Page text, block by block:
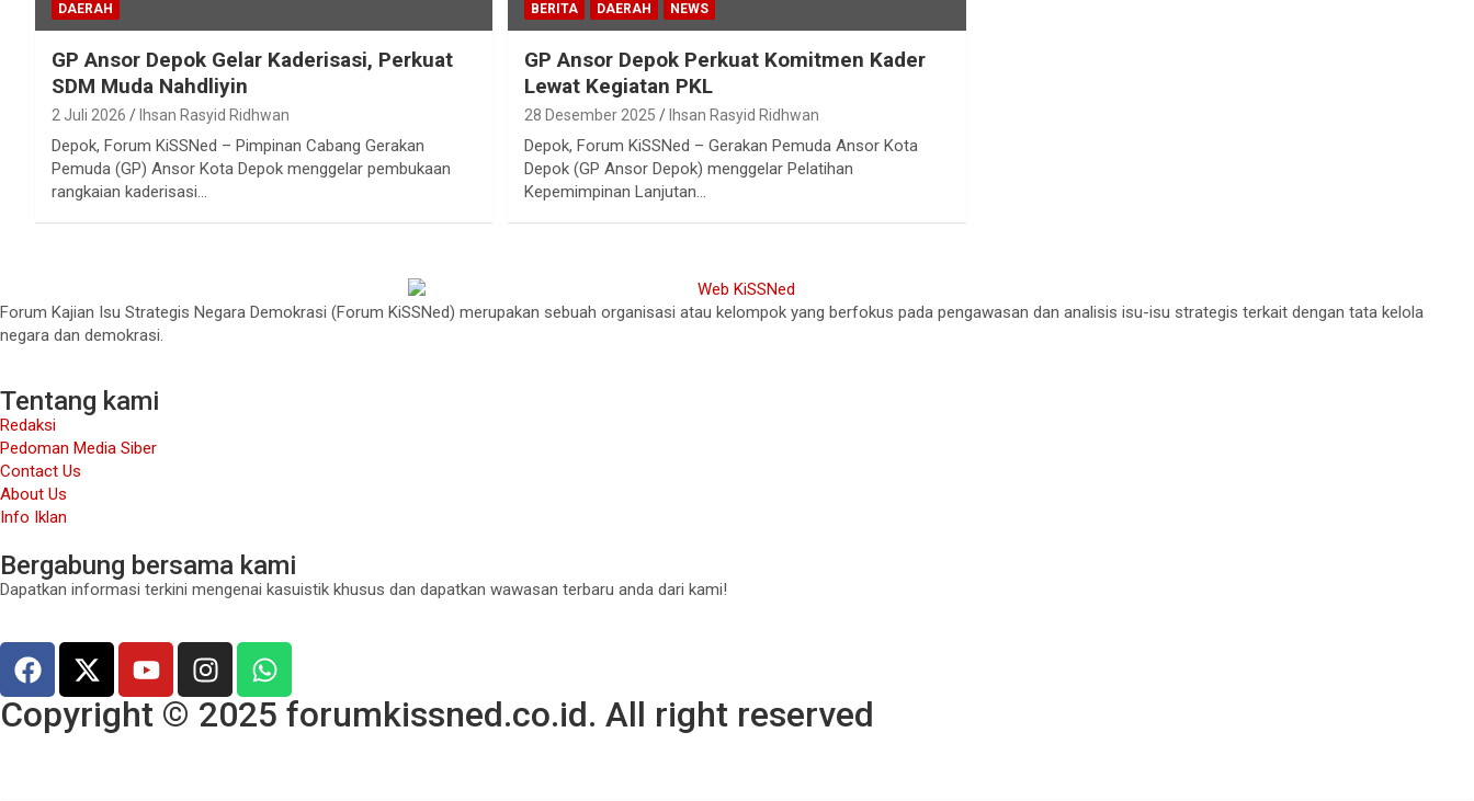
DAERAH
GP Ansor Depok Gelar Kaderisasi, Perkuat
SDM Muda Nahdliyin
2 Juli 2026 Ihsan Rasyid Ridhwan
Depok, Forum KiSSNed – Pimpinan Cabang Gerakan
Pemuda (GP) Ansor Kota Depok menggelar pembukaan
rangkaian kaderisasi…
BERITA DAERAH NEWS
GP Ansor Depok Perkuat Komitmen Kader
Lewat Kegiatan PKL
28 Desember 2025 Ihsan Rasyid Ridhwan
Depok, Forum KiSSNed – Gerakan Pemuda Ansor Kota
Depok (GP Ansor Depok) menggelar Pelatihan
Kepemimpinan Lanjutan…
Forum Kajian Isu Strategis Negara Demokrasi (Forum KiSSNed) merupakan sebuah organisasi atau kelompok yang berfokus pada pengawasan dan analisis isu-isu strategis terkait dengan tata kelola
negara dan demokrasi.
Tentang kami
Redaksi
Pedoman Media Siber
Contact Us
About Us
Info Iklan
Bergabung bersama kami
Dapatkan informasi terkini mengenai kasuistik khusus dan dapatkan wawasan terbaru anda dari kami!
Copyright © 2025 forumkissned.co.id. All right reserved